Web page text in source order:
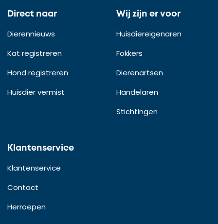
Direct naar
Dierennieuws
Kat registreren
Hond registreren
Huisdier vermist
Wij zijn er voor
Huisdiereigenaren
Fokkers
Dierenartsen
Handelaren
Stichtingen
Klantenservice
Klantenservice
Contact
Herroepen